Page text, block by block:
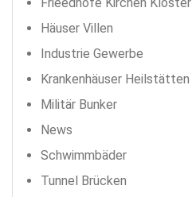
Häuser Villen
Industrie Gewerbe
Krankenhäuser Heilstätten
Militär Bunker
News
Schwimmbäder
Tunnel Brücken